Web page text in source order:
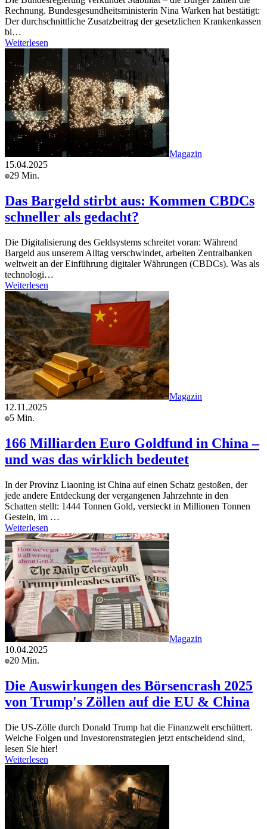
Rechnung. Bundesgesundheitsministerin Nina Warken hat bestätigt:
Der durchschnittliche Zusatzbeitrag der gesetzlichen Krankenkassen
bl…
Weiterlesen
Magazin
15.04.2025
29 Min.
Das Bargeld stirbt aus: Kommen CBDCs
schneller als gedacht?
Die Digitalisierung des Geldsystems schreitet voran: Während
Bargeld aus unserem Alltag verschwindet, arbeiten Zentralbanken
weltweit an der Einführung digitaler Währungen (CBDCs). Was als
technologi…
Weiterlesen
Magazin
12.11.2025
5 Min.
166 Milliarden Euro Goldfund in China –
und was das wirklich bedeutet
In der Provinz Liaoning ist China auf einen Schatz gestoßen, der
jede andere Entdeckung der vergangenen Jahrzehnte in den
Schatten stellt: 1444 Tonnen Gold, versteckt in Millionen Tonnen
Gestein, im …
Weiterlesen
Magazin
10.04.2025
20 Min.
Die Auswirkungen des Börsencrash 2025
von Trump's Zöllen auf die EU & China
Die US-Zölle durch Donald Trump hat die Finanzwelt erschüttert.
Welche Folgen und Investorenstrategien jetzt entscheidend sind,
lesen Sie hier!
Weiterlesen